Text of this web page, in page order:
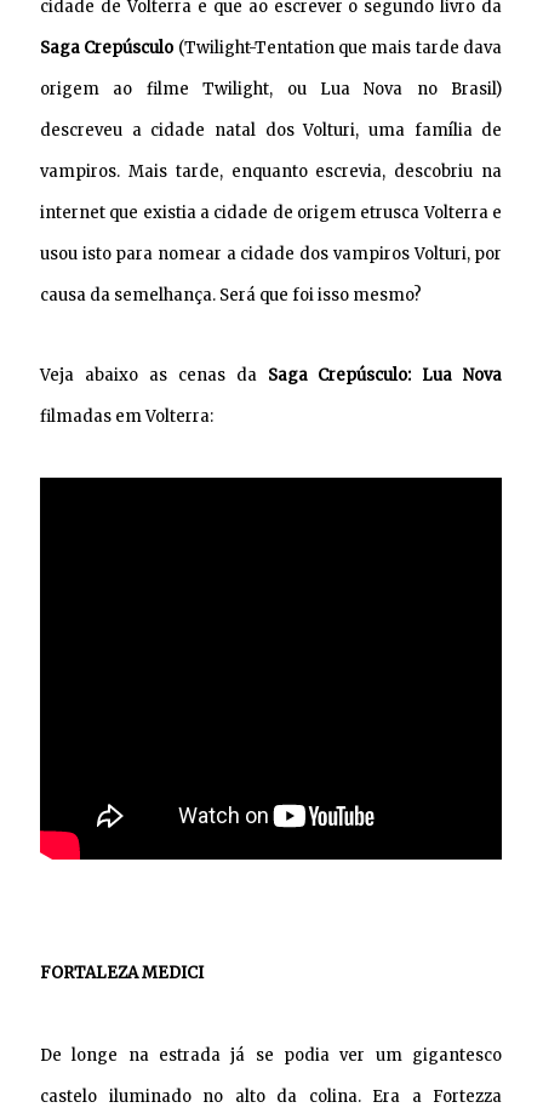
cidade de Volterra e que ao escrever o segundo livro da
Saga Crepúsculo (Twilight-Tentation que mais tarde dava
origem ao filme Twilight, ou Lua Nova no Brasil)
descreveu a cidade natal dos Volturi, uma família de
vampiros. Mais tarde, enquanto escrevia, descobriu na
internet que existia a cidade de origem etrusca Volterra e
usou isto para nomear a cidade dos vampiros Volturi, por
causa da semelhança. Será que foi isso mesmo?
Veja abaixo as cenas da Saga Crepúsculo: Lua Nova
filmadas em Volterra:
FORTALEZA MEDICI
De longe na estrada já se podia ver um gigantesco
castelo iluminado no alto da colina. Era a Fortezza